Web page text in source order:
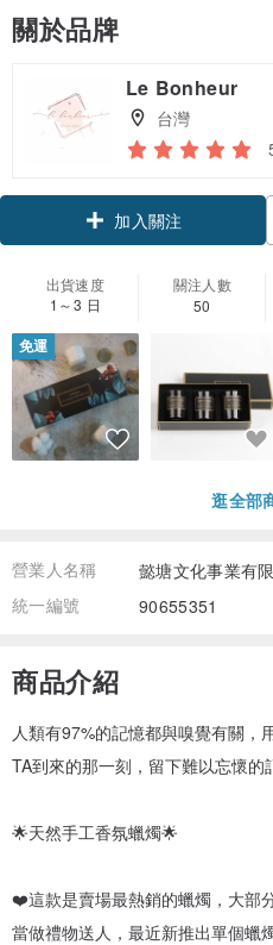
關於品牌
Le Bonheur
台灣
加入關注
出貨速度
1～3 日
關注人數
50
免運
逛全部
營業人名稱
懿塘文化事業有
統一編號
90655351
商品介紹
人類有97%的記憶都與嗅覺有關，
TA到來的那一刻，留下難以忘懷的
🌟天然手工香氛蠟燭🌟
❤️這款是賣場最熱銷的蠟燭，大部
當做禮物送人，最近新推出單個蠟